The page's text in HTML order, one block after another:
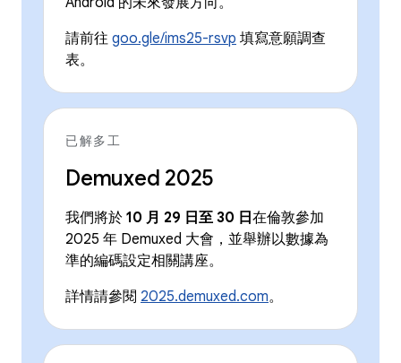
請前往 goo.gle/ims25-rsvp 填寫意願調查
表。
已解多工
Demuxed 2025
我們將於 10 月 29 日至 30 日在倫敦參加
2025 年 Demuxed 大會，並舉辦以數據為
準的編碼設定相關講座。
詳情請參閱 2025.demuxed.com。